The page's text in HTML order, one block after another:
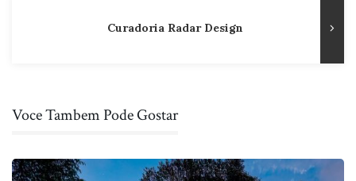
Curadoria Radar Design
Voce Tambem Pode Gostar